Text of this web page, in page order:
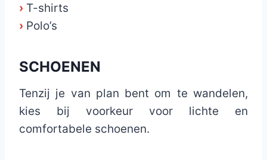
› T-shirts
› Polo’s
SCHOENEN
Tenzij je van plan bent om te wandelen,
kies bij voorkeur voor lichte en
comfortabele schoenen.